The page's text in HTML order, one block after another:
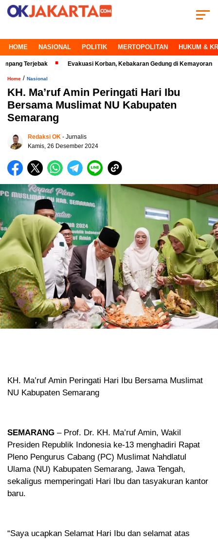
HOME NASIONAL POLITIK MERTOPOLITAN HUKUM &
Evakuasi Korban, Kebakaran Gedung di Kemayoran Makin
Home / Nasional
KH. Ma’ruf Amin Peringati Hari Ibu
Bersama Muslimat NU Kabupaten
Semarang
Redaksi OK - Jurnalis
Kamis, 26 Desember 2024
KH. Ma’ruf Amin Peringati Hari Ibu Bersama Muslimat
NU Kabupaten Semarang
SEMARANG – Prof. Dr. KH. Ma’ruf Amin, Wakil
Presiden Republik Indonesia ke-13 menghadiri Rapat
Pleno Pengurus Cabang (PC) Muslimat Nahdlatul
Ulama (NU) Kabupaten Semarang, Jawa Tengah,
sekaligus memperingati Hari Ibu dan tasyakuran kantor
baru.
“Saya ucapkan Selamat Hari Ibu dan selamat atas